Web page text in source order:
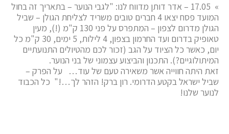
» 17.05 – אדר דותן מדווח לנו: "לגבי הנוער – בתאריך זה בחול
המועד פסח יצאו 4 חברים טובים משריד לצליחת הגולן – שביל
הגולן מדרום לצפון – המתפרס על פני 130 ק"מ (!), מעין
טאופיק בדרום ועד החרמון בצפון, 4 לילות, 5 ימים, 30 ק"מ כל
יום, כאשר כל הציוד על הגב (זכור לכם מהטיולים התנועתיים
המיתולוגיים?). התכנון והביצוע עצמוני של בני הנוער.
זאת היתה חווייה אשר משאירה טעם של עוד… על הפרק –
שביל ישראל בקטע הדרומי. רון ברק! הזהר לך…!" כל הכבוד
לנוער שלנו!